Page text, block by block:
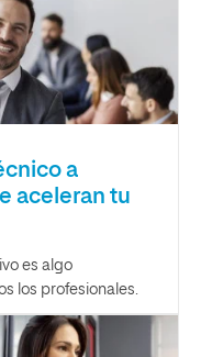
a
aceleran tu
es algo
los profesionales.